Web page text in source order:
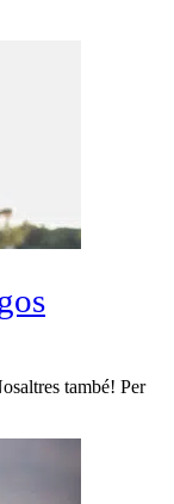
també! Per